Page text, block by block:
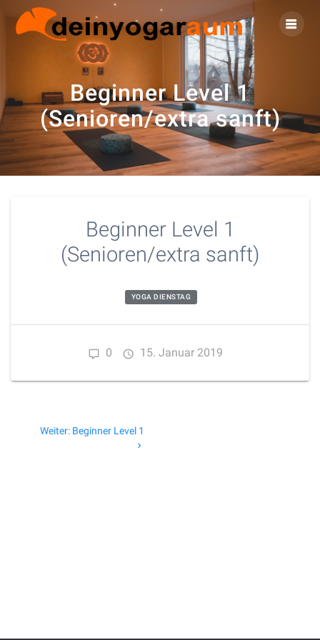
Inhalt
springen
Beginner Level 1
(Senioren/extra sanft)
Beginner Level 1
(Senioren/extra sanft)
YOGA DIENSTAG
0 15. Januar 2019
Weiter: Nächster
Beginner Level 1